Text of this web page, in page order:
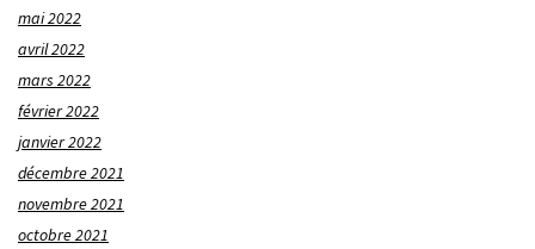
mai 2022
avril 2022
mars 2022
février 2022
janvier 2022
décembre 2021
novembre 2021
octobre 2021